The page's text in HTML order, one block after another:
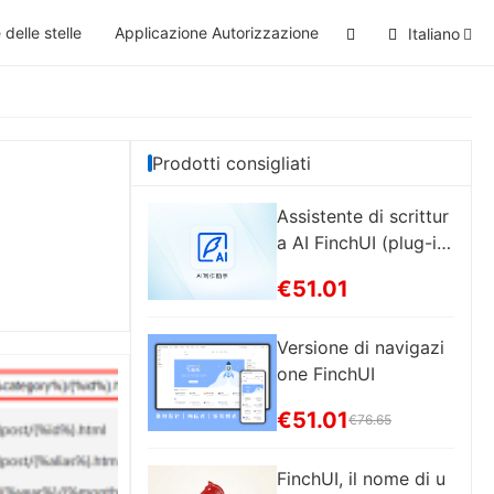
delle stelle Applicazione Autorizzazione Italiano
Prodotti consigliati
Assistente di scrittur
a AI FinchUI (plug-in
€51.01
Versione di navigazi
one FinchUI
€51.01€76.65
FinchUI, il nome di u